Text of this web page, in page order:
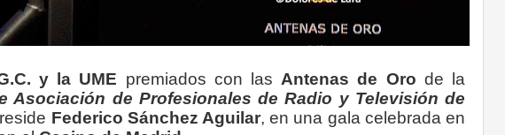
y la UME premiados con las Antenas de Oro de la
Asociación de Profesionales de Radio y Televisión de
Federico Sánchez Aguilar, en una gala celebrada en